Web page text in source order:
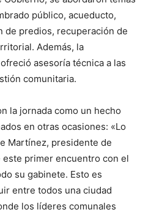
público, acueducto,
de predios, recuperación de
Además, la
asesoría técnica a las
comunitaria.
la jornada como un hecho
en otras ocasiones: «Lo
Martínez, presidente de
este primer encuentro con el
su gabinete. Esto es
entre todos una ciudad
los líderes comunales